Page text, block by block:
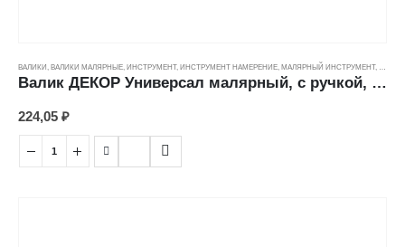
ВАЛИКИ ВАЛИКИ МАЛЯРНЫЕ ИНСТРУМЕНТ, ИНСТРУМЕНТ НАМЕРЕНИЕ МАЛЯРНЫЙ ИНСТРУМЕНТ,
Валик ДЕКОР Универсал малярный, с ручкой, полиамид (12/42/6мм) (180мм)
224,05 ₽